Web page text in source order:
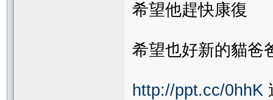
希望他趕快康復
希望也好新的貓爸
http://ppt.cc/0hhK